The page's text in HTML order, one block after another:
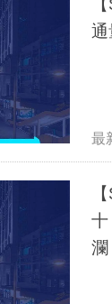
最
瀾